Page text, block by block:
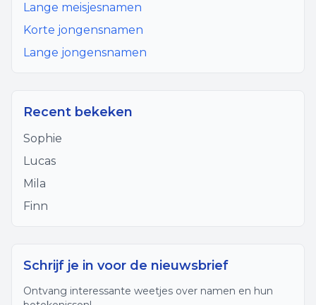
Lange meisjesnamen
Korte jongensnamen
Lange jongensnamen
Recent bekeken
Sophie
Lucas
Mila
Finn
Schrijf je in voor de nieuwsbrief
Ontvang interessante weetjes over namen en hun